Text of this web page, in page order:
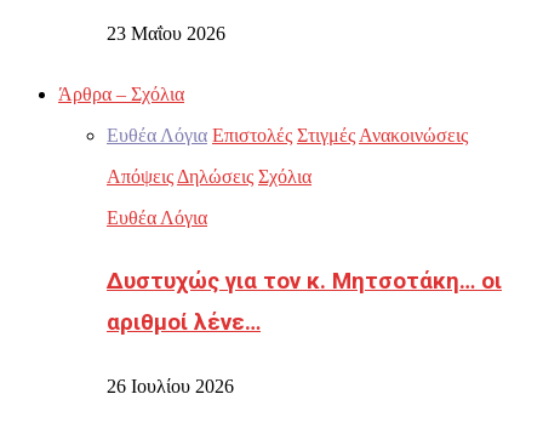
23 Μαΐου 2026
Άρθρα – Σχόλια
Ευθέα Λόγια Επιστολές Στιγμές Ανακοινώσεις
Απόψεις Δηλώσεις Σχόλια
Ευθέα Λόγια
Δυστυχώς για τον κ. Μητσοτάκη… οι
αριθμοί λένε…
26 Ιουλίου 2026